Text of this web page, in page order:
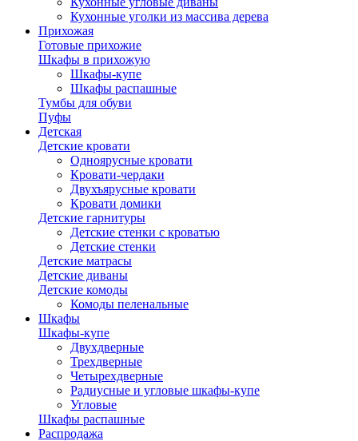
Кухонные уголки из массива дерева
Прихожая
Готовые прихожие
Шкафы в прихожую
Шкафы-купе
Шкафы распашные
Тумбы для обуви
Пуфы
Детская
Детские кровати
Одноярусные кровати
Кровати-чердаки
Двухъярусные кровати
Кровати домики
Детские гарнитуры
Детские стенки с кроватью
Детские стенки
Детские матрасы
Детские диваны
Детские комоды
Комоды пеленальные
Шкафы
Шкафы-купе
Двухдверные
Трехдверные
Четырехдверные
Радиусные и угловые шкафы-купе
Угловые
Шкафы распашные
Распродажа